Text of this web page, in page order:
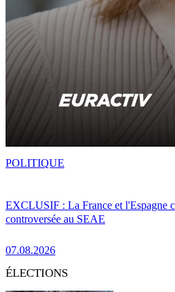
EXCLUSIF : La France et l'Espagne
controversée au SEAE
07.08.2026
POLITIQUE
ÉLECTIONS